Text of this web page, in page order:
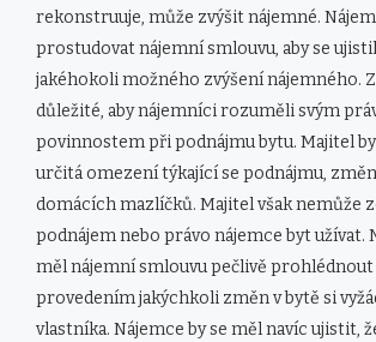
rekonstruuje, může zvýšit nájemné.
prostudovat nájemní smlouvu, aby se
jakéhokoli možného zvýšení nájemného.
důležité, aby nájemníci rozuměli svým
povinnostem při podnájmu bytu. Majitel
určitá omezení týkající se podnájmu,
domácích mazlíčků. Majitel však nemůže
podnájem nebo právo nájemce byt užívat.
měl nájemní smlouvu pečlivě prohlédnout
provedením jakýchkoli změn v bytě si
vlastníka. Nájemce by se měl navíc ujistit,